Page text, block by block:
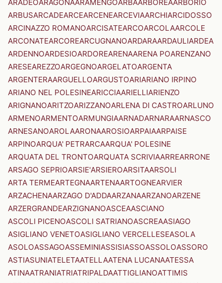
ARADEOARAGONAARAMENGOARBAARBOREAARBORIO
ARBUSARCADEARCEARCENEARCEVIAARCHIARCIDOSSO
ARCINAZZO ROMANOARCISATEARCOARCOLAARCOLE
ARCONATEARCOREARCUGNANOARDARAARDAULIARDEA
ARDENNOARDESIOARDOREARENAARENA POARENZANO
ARESEAREZZOARGEGNOARGELATOARGENTA
ARGENTERAARGUELLOARGUSTOARIARIANO IRPINO
ARIANO NEL POLESINEARICCIAARIELLIARIENZO
ARIGNANOARITZOARIZZANOARLENA DI CASTROARLUNO
ARMENOARMENTOARMUNGIAARNADARNARAARNASCO
ARNESANOAROLAARONAAROSIOARPAIAARPAISE
ARPINOARQUA' PETRARCAARQUA' POLESINE
ARQUATA DEL TRONTOARQUATA SCRIVIAARREARRONE
ARSAGO SEPRIOARSIE'ARSIEROARSITAARSOLI
ARTA TERMEARTEGNAARTENAARTOGNEARVIER
ARZACHENAARZAGO D'ADDAARZANAARZANOARZENE
ARZERGRANDEARZIGNANOASCEAASCIANO
ASCOLI PICENOASCOLI SATRIANOASCREAASIAGO
ASIGLIANO VENETOASIGLIANO VERCELLESEASOLA
ASOLOASSAGOASSEMINIASSISIASSOASSOLOASSORO
ASTIASUNIATELETAATELLAATENA LUCANAATESSA
ATINAATRANIATRIATRIPALDAATTIGLIANOATTIMIS